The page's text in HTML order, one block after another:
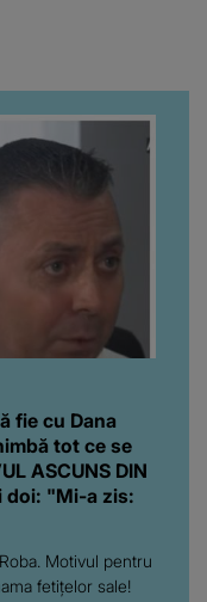
fie cu Dana
tot ce se
ASCUNS DIN
doi: "Mi-a zis:
Motivul pentru
fetițelor sale!